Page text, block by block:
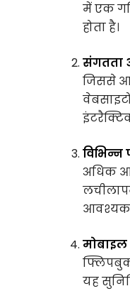
में एक
होता है।
संगतता
जिससे
विभिन्न
अधिक
यह